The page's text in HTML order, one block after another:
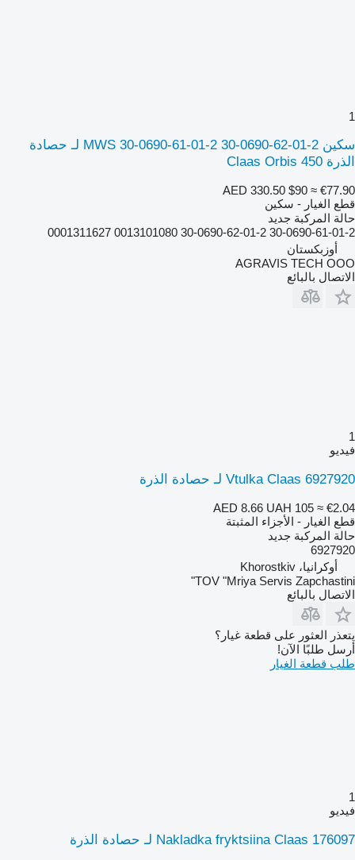
1
سكين MWS 30-0690-61-01-2 30-0690-62-01-2 لـ حصادة
الذرة Claas Orbis 450
AED 330.50 $90 ≈ €77.90
قطع الغيار - سكين
حالة المركبة جديد
30-0690-61-01-2 30-0690-62-01-2 0013101080 0001311627
أوزبكستان
AGRAVIS TECH OOO
الاتصال بالبائع
1
فيديو
Vtulka Claas 6927920 لـ حصادة الذرة
AED 8.66 UAH 105 ≈ €2.04
قطع الغيار - الأجزاء المثبتة
حالة المركبة جديد
6927920
أوكرانيا، Khorostkiv
TOV "Mriya Servis Zapchastini"
الاتصال بالبائع
يتعذر العثور على قطعة غيار؟
أرسل طلبًا الآن!
طلب قطعة الغيار
1
فيديو
Nakladka fryktsiina Claas 176097 لـ حصادة الذرة